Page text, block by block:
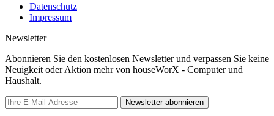
Datenschutz
Impressum
Newsletter
Abonnieren Sie den kostenlosen Newsletter und verpassen Sie keine
Neuigkeit oder Aktion mehr von houseWorX - Computer und
Haushalt.
Newsletter abonnieren